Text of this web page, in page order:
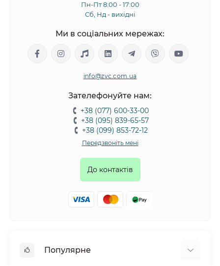
Пн-Пт 8:00 - 17:00
Сб, Нд - вихідні
Ми в соціальних мережах:
info@zvc.com.ua
Зателефонуйте нам:
+38 (077) 600-33-00
+38 (095) 839-65-57
+38 (099) 853-72-12
Передзвоніть мені
До контактів
Популярне